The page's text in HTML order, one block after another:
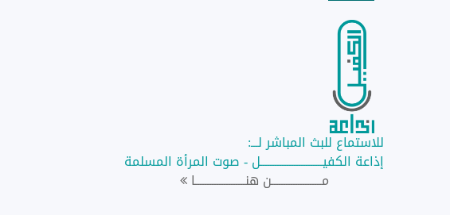
للاستماع للبث المباشر لـــ:
إذاعة الكفيــــــــــــــــــــــــــل - صوت المرأة المسلمة
مـــــــــــــــــــــن هنـــــــــــــــــــــا